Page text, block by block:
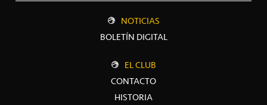
NOTICIAS
BOLETÍN DIGITAL
EL CLUB
CONTACTO
HISTORIA